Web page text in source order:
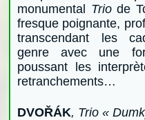
monumental Triode
fresque poignante,
transcendant les
genre avec une
poussant les
retranchements…
DVOŘÁK, Trio «